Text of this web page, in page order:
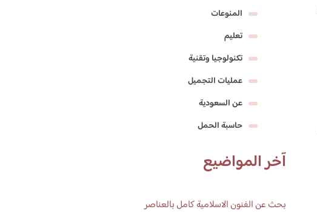
المنوعات
تعليم
تكنولوجيا وتقنية
عمليات التجميل
عن السعودية
حاسبة الحمل
آخر المواضيع
بحث عن الفنون الاسلامية كامل بالعناصر